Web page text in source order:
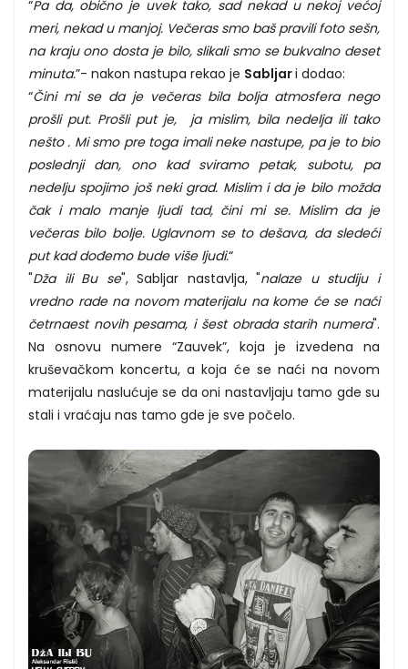
“Pa da, obično je uvek tako, sad nekad u nekoj većoj
meri, nekad u manjoj. Večeras smo baš pravili foto sešn,
na kraju ono dosta je bilo, slikali smo se bukvalno deset
minuta.”- nakon nastupa rekao je Sabljari dodao:
“Čini mi se da je večeras bila bolja atmosfera nego
prošli put. Prošli put je, ja mislim, bila nedelja ili tako
nešto . Mi smo pre toga imali neke nastupe, pa je to bio
poslednji dan, ono kad sviramo petak, subotu, pa
nedelju spojimo još neki grad. Mislim i da je bilo možda
čak i malo manje ljudi tad, čini mi se. Mislim da je
večeras bilo bolje. Uglavnom se to dešava, da sledeći
put kad dođemo bude više ljudi.“
"Dža ili Bu se", Sabljar nastavlja, "nalaze u studiju i
vredno rade na novom materijalu na kome će se naći
četrnaest novih pesama, i šest obrada starih numera".
Na osnovu numere “Zauvek”, koja je izvedena na
kruševačkom koncertu, a koja će se naći na novom
materijalu naslućuje se da oni nastavljaju tamo gde su
stali i vraćaju nas tamo gde je sve počelo.